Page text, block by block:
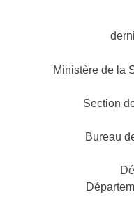
Ministère de la
Section
Bureau